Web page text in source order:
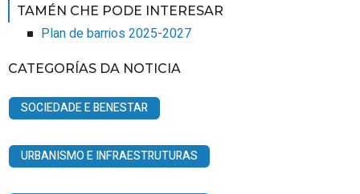
TAMÉN CHE PODE INTERESAR
Plan de barrios 2025-2027
CATEGORÍAS DA NOTICIA
SOCIEDADE E BENESTAR
URBANISMO E INFRAESTRUTURAS